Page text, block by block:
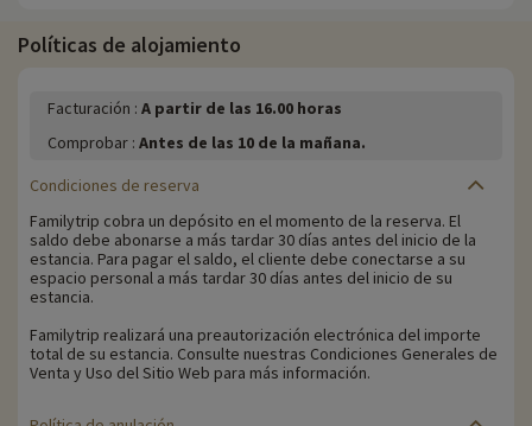
Políticas de alojamiento
Facturación : A partir de las 16.00 horas
Comprobar : Antes de las 10 de la mañana.
Condiciones de reserva
Familytrip cobra un depósito en el momento de la reserva. El
saldo debe abonarse a más tardar 30 días antes del inicio de la
estancia. Para pagar el saldo, el cliente debe conectarse a su
espacio personal a más tardar 30 días antes del inicio de su
estancia.
Familytrip realizará una preautorización electrónica del importe
total de su estancia. Consulte nuestras Condiciones Generales de
Venta y Uso del Sitio Web para más información.